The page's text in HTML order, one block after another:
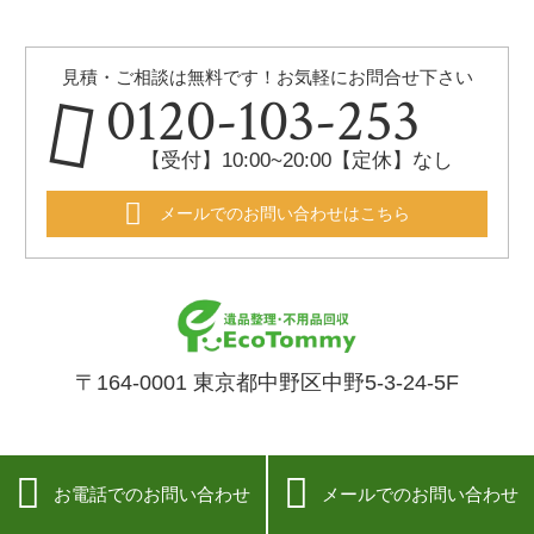
見積・ご相談は無料です！お気軽にお問合せ下さい
0120-103-253
【受付】10:00~20:00【定休】なし
メールでのお問い合わせはこちら
〒164-0001 東京都中野区中野5-3-24-5F
 お電話でのお問い合わせ  メールでのお問い合わせ